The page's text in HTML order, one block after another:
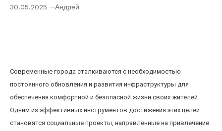
30.05.2025 Андрей
Современные города сталкиваются с необходимостью
постоянного обновления и развития инфраструктуры для
обеспечения комфортной и безопасной жизни своих жителей.
Одним из эффективных инструментов достижения этих целей
становятся социальные проекты, направленные на привлечение